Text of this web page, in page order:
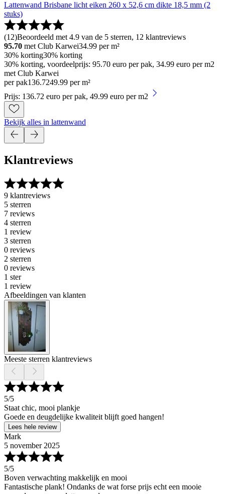
Lattenwand Brisbane licht eiken 260 x 52,6 cm dikte 18,5 mm (2
stuks)
(12)Beoordeeld met 4.9 van de 5 sterren, 12 klantreviews
95.70 met Club Karwei34.99 per m²
30% korting30% korting
30% korting, voordeelprijs: 95.70 euro per pak, 34.99 euro per m2
met Club Karwei
per pak136.7249.99 per m²
Prijs: 136.72 euro per pak, 49.99 euro per m2
Bekijk alles in lattenwand
Klantreviews
9 klantreviews
5 sterren
7 reviews
4 sterren
1 review
3 sterren
0 reviews
2 sterren
0 reviews
1 ster
1 review
Afbeeldingen van klanten
Meeste sterren klantreviews
5/5
Staat chic, mooi plankje
Goede en deugdelijke kwaliteit blijft goed hangen!
Lees hele review
Mark
5 november 2025
5/5
Boven verwachting makkelijk en mooi
Fantastische plank! Ondanks de wat forse prijs echt een mooie